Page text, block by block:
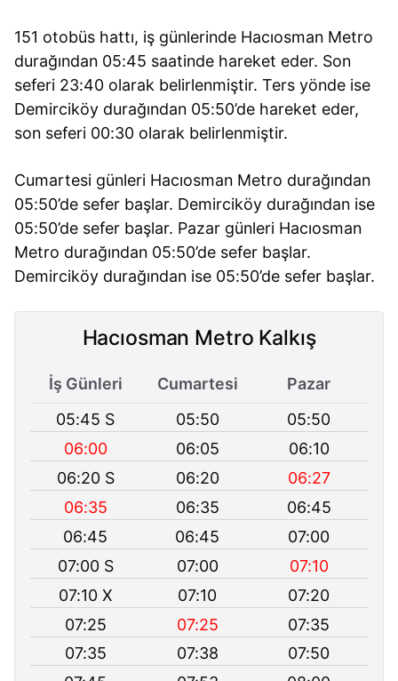
151 otobüs hattı, iş günlerinde Hacıosman Metro
durağından 05:45 saatinde hareket eder. Son
seferi 23:40 olarak belirlenmiştir. Ters yönde ise
Demirciköy durağından 05:50’de hareket eder,
son seferi 00:30 olarak belirlenmiştir.
Cumartesi günleri Hacıosman Metro durağından
05:50’de sefer başlar. Demirciköy durağından ise
05:50’de sefer başlar. Pazar günleri Hacıosman
Metro durağından 05:50’de sefer başlar.
Demirciköy durağından ise 05:50’de sefer başlar.
Hacıosman Metro Kalkış
İş Günleri Cumartesi
Pazar
05:45 S
05:50
05:50
06:00
06:05
06:10
06:20 S
06:20
06:27
06:35
06:35
06:45
06:45
06:45
07:00
07:00 S
07:00
07:10
07:10 X
07:10
07:20
07:25
07:25
07:35
07:35
07:38
07:50